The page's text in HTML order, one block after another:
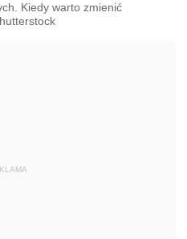
Kiedy warto zmienić